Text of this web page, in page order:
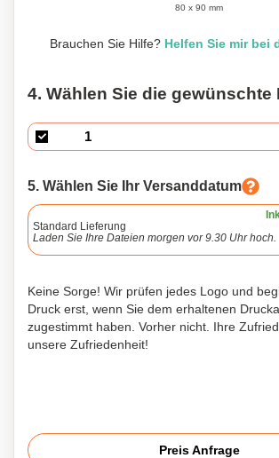
80 x 90 mm
Brauchen Sie Hilfe? Helfen Sie mir bei
4. Wählen Sie die gewünschte
5. Wählen Sie Ihr Versanddatum
Standard Lieferung
Laden Sie Ihre Dateien morgen vor 9.30 Uhr hoch.
Keine Sorge! Wir prüfen jedes Logo und
Druck erst, wenn Sie dem erhaltenen
zugestimmt haben. Vorher nicht. Ihre
unsere Zufriedenheit!
Preis Anfrage